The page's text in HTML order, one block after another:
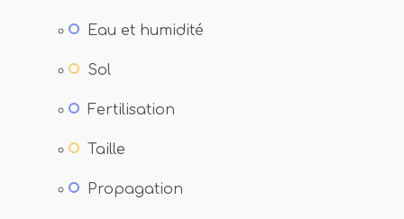
Eau et humidité
Sol
Fertilisation
Taille
Propagation